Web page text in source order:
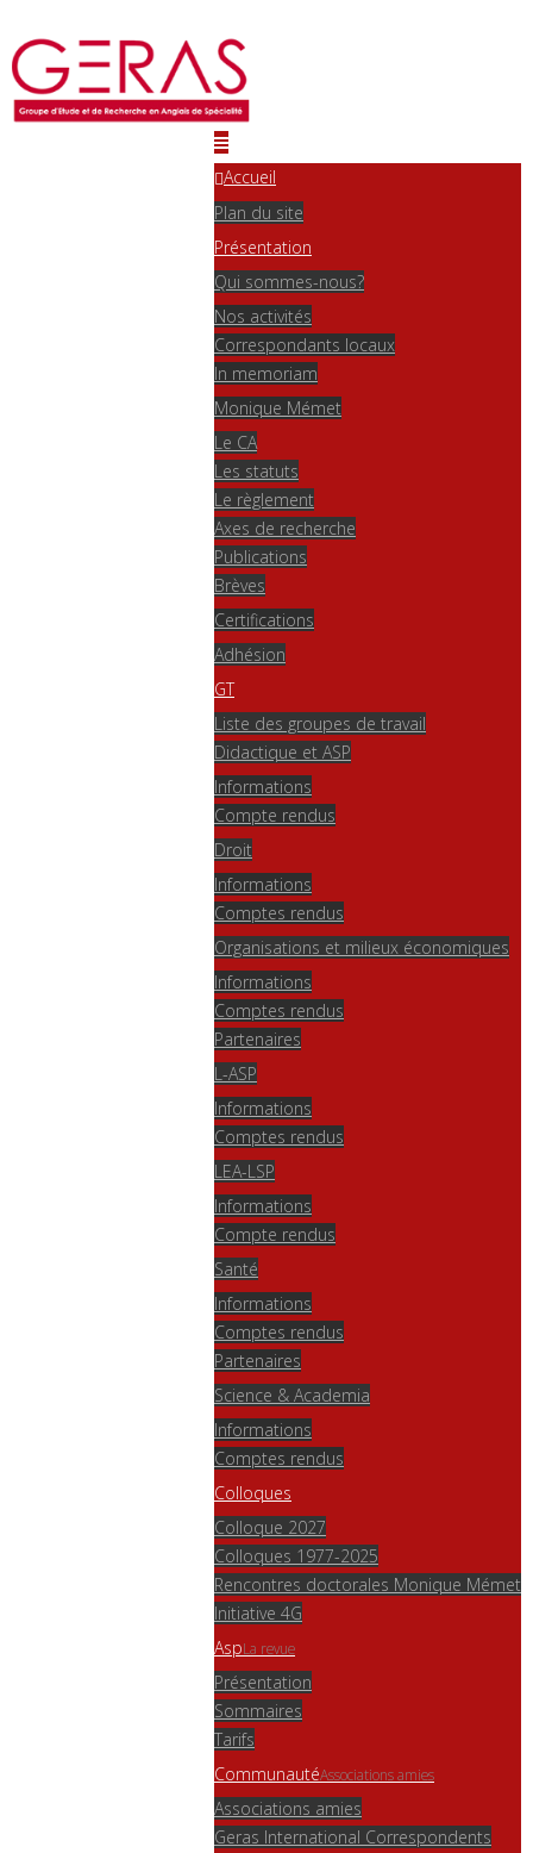
Accueil
Plan du site
Présentation
Qui sommes-nous?
Nos activités
Correspondants locaux
In memoriam
Monique Mémet
Le CA
Les statuts
Le règlement
Axes de recherche
Publications
Brèves
Certifications
Adhésion
GT
Liste des groupes de travail
Didactique et ASP
Informations
Compte rendus
Droit
Informations
Comptes rendus
Organisations et milieux économiques
Informations
Comptes rendus
Partenaires
L-ASP
Informations
Comptes rendus
LEA-LSP
Informations
Compte rendus
Santé
Informations
Comptes rendus
Partenaires
Science & Academia
Informations
Comptes rendus
Colloques
Colloque 2027
Colloques 1977-2025
Rencontres doctorales Monique Mémet
Initiative 4G
AspLa revue
Présentation
Sommaires
Tarifs
CommunautéAssociations amies
Associations amies
Geras International Correspondents